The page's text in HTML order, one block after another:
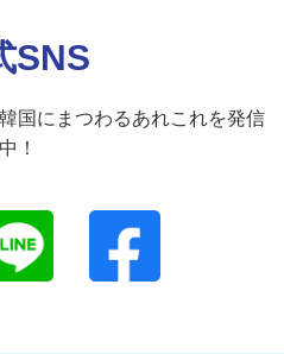
SNS
国にまつわるあれこれを発信
中！